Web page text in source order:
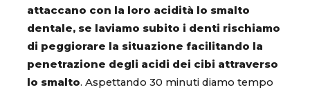
attaccano con la loro acidità lo smalto
dentale, se laviamo subito i denti rischiamo
di peggiorare la situazione facilitando la
penetrazione degli acidi dei cibi attraverso
lo smalto. Aspettando 30 minuti diamo tempo